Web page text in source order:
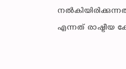
എന്നത് രാഷ്ട്രീയ